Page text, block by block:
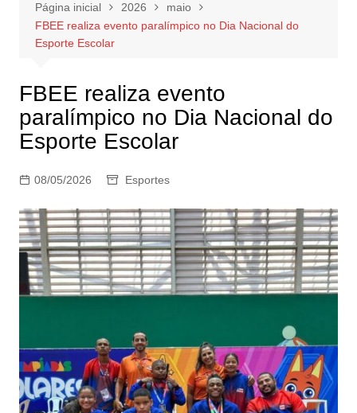
Página inicial 2026
maio
FBEE realiza evento paralímpico no Dia Nacional do
Esporte Escolar
FBEE realiza evento
paralímpico no Dia Nacional do
Esporte Escolar
08/05/2026 Esportes